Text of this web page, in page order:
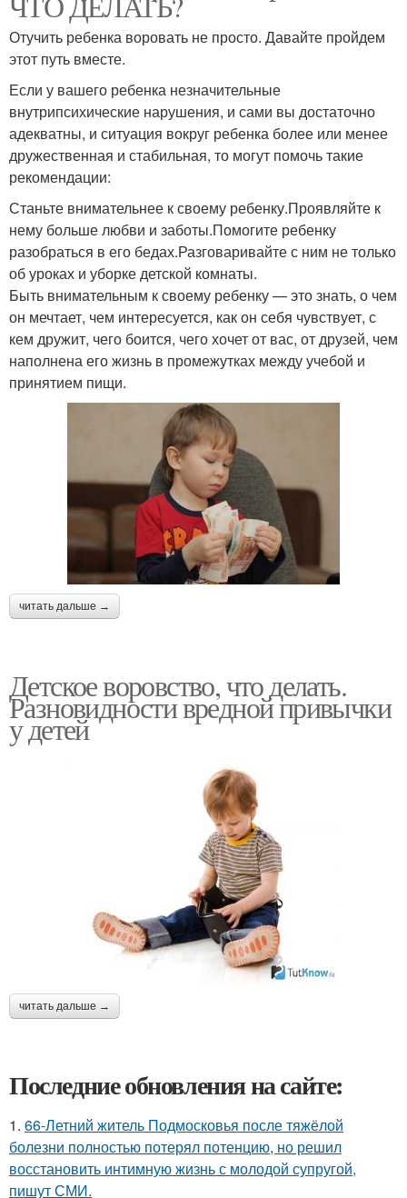
Отучить ребенка воровать не просто. Давайте пройдем
этот путь вместе.
Если у вашего ребенка незначительные
внутрипсихические нарушения, и сами вы достаточно
адекватны, и ситуация вокруг ребенка более или менее
дружественная и стабильная, то могут помочь такие
рекомендации:
Станьте внимательнее к своему ребенку.Проявляйте к
нему больше любви и заботы.Помогите ребенку
разобраться в его бедах.Разговаривайте с ним не только
об уроках и уборке детской комнаты.
Быть внимательным к своему ребенку — это знать, о чем
он мечтает, чем интересуется, как он себя чувствует, с
кем дружит, чего боится, чего хочет от вас, от друзей, чем
наполнена его жизнь в промежутках между учебой и
принятием пищи.
читать дальше →
Детское воровство, что делать.
Разновидности вредной привычки
у детей
читать дальше →
Последние обновления на сайте:
1. 66-Летний житель Подмосковья после тяжёлой
болезни полностью потерял потенцию, но решил
восстановить интимную жизнь с молодой супругой,
пишут СМИ.